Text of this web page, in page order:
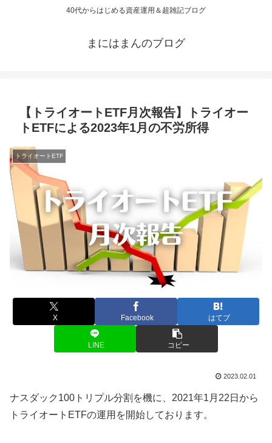
40代からはじめる資産運用＆超雑記ブログ
まにはまんのブログ
【トライオートETF月次報告】トライオー
トETFによる2023年1月の不労所得
トライオートETF
X Facebook はてブ
LINE コピー
2023.02.01
ナスダック100トリプル分割を機に、2021年1月22日から
トライオートETFの運用を開始しております。